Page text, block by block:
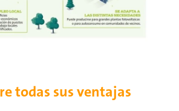
todas sus ventajas